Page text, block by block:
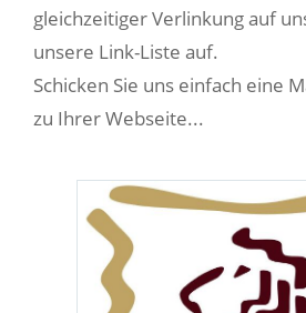
gleichzeitiger Verlinkung auf
unsere Link-Liste auf.
Schicken Sie uns einfach eine
zu Ihrer Webseite...